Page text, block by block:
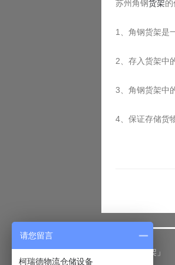
苏州角钢货架
1、角钢货架
2、存入货架中
3、角钢货架
4、保证存储货
「仓储货架」
请您留言
柯瑞德物流仓储设备